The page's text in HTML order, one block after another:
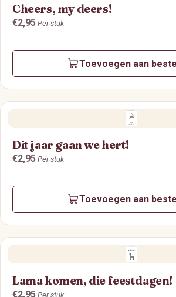
Cheers, my deers!
Prijs:
€2,95 Per stuk
Toevoegen aan
Dit jaar gaan we hert!
Prijs:
€2,95 Per stuk
Toevoegen aan
Lama komen, die feestdagen!
Prijs:
€2,95 Per stuk